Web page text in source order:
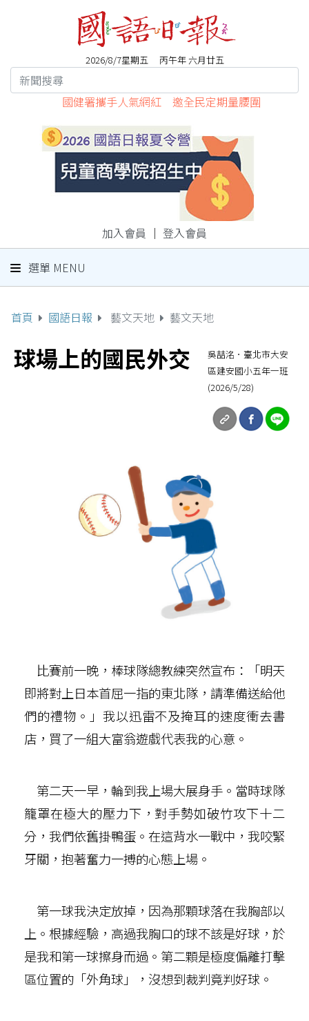
2026/8/7星期五 丙午年 六月廿五
國健署攜手人氣網紅 邀全民定期量腰圍
加入會員 ｜ 登入會員
選單 MENU
首頁 國語日報 藝文天地 藝文天地
球場上的國民外交
吳喆洺．臺北市大安
區建安國小五年一班
(2026/5/28)
比賽前一晚，棒球隊總教練突然宣布：「明天
即將對上日本首屈一指的東北隊，請準備送給他
們的禮物。」我以迅雷不及掩耳的速度衝去書
店，買了一組大富翁遊戲代表我的心意。
第二天一早，輪到我上場大展身手。當時球隊
籠罩在極大的壓力下，對手勢如破竹攻下十二
分，我們依舊掛鴨蛋。在這背水一戰中，我咬緊
牙關，抱著奮力一搏的心態上場。
第一球我決定放掉，因為那顆球落在我胸部以
上。根據經驗，高過我胸口的球不該是好球，於
是我和第一球擦身而過。第二顆是極度偏離打擊
區位置的「外角球」，沒想到裁判竟判好球。